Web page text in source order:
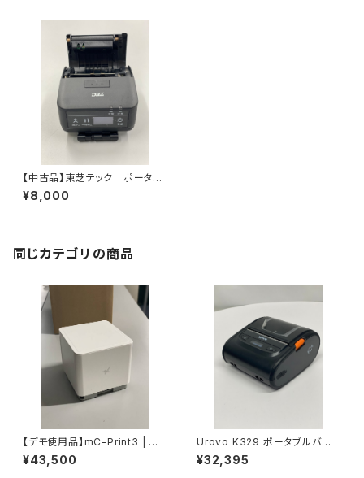
【中古品】東芝テック ポータブ
ルプリンタ B-LP2D B-LP2
D-GS30-R【中古品】
¥8,000
同じカテゴリの商品
【デモ使用品】mC-Print3 | スタ
ー精密 レシートプリンター
¥43,500
Urovo K329 ポータブルバー
コードラベルプリンタ【取り寄せ
品/割引調整可能】
¥32,395